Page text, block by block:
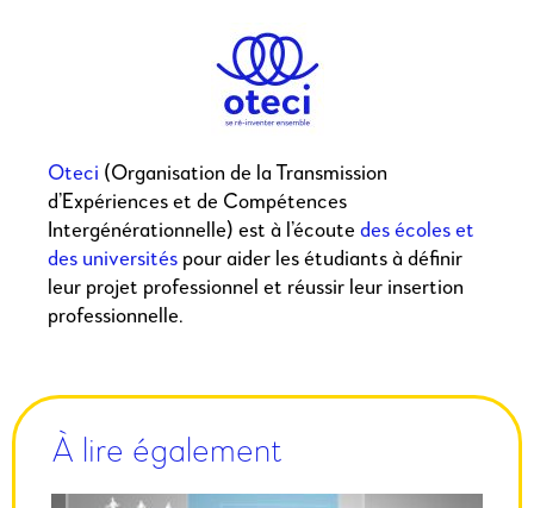
Oteci (Organisation de la Transmission
d’Expériences et de Compétences
Intergénérationnelle) est à l’écoute des écoles et
des universités pour aider les étudiants à définir
leur projet professionnel et réussir leur insertion
professionnelle.
À lire également